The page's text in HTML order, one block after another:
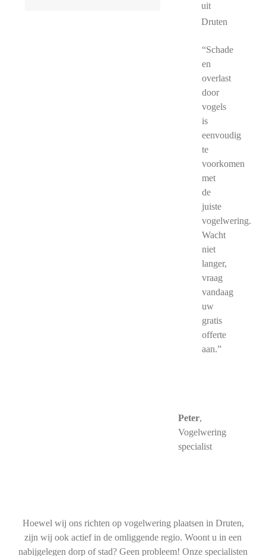
uit
Druten
“Schade
en
overlast
door
vogels
is
eenvoudig
te
voorkomen
met
de
juiste
vogelwering.
Wacht
niet
langer,
vraag
vandaag
uw
gratis
offerte
aan.”
Peter,
Vogelwering
specialist
Hoewel wij ons richten op vogelwering plaatsen in Druten,
zijn wij ook actief in de omliggende regio. Woont u in een
nabijgelegen dorp of stad? Geen probleem! Onze specialisten